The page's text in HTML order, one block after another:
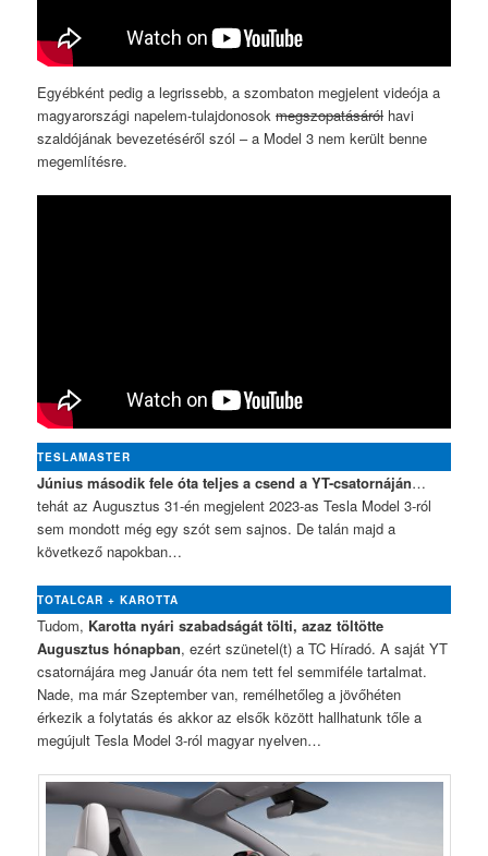
Egyébként pedig a legrissebb, a szombaton megjelent videója a
magyarországi napelem-tulajdonosokmegszopatásáról havi
szaldójának bevezetéséről szól – a Model 3 nem került benne
megemlítésre.
TESLAMASTER
Június második fele óta teljes a csend a YT-csatornáján…
tehát az Augusztus 31-én megjelent 2023-as Tesla Model 3-ról
sem mondott még egy szót sem sajnos. De talán majd a
következő napokban…
TOTALCAR + KAROTTA
Tudom, Karotta nyári szabadságát tölti, azaz töltötte
Augusztus hónapban, ezért szünetel(t) a TC Híradó. A saját YT
csatornájára meg Január óta nem tett fel semmiféle tartalmat.
Nade, ma már Szeptember van, remélhetőleg a jövőhéten
érkezik a folytatás és akkor az elsők között hallhatunk tőle a
megújult Tesla Model 3-ról magyar nyelven…